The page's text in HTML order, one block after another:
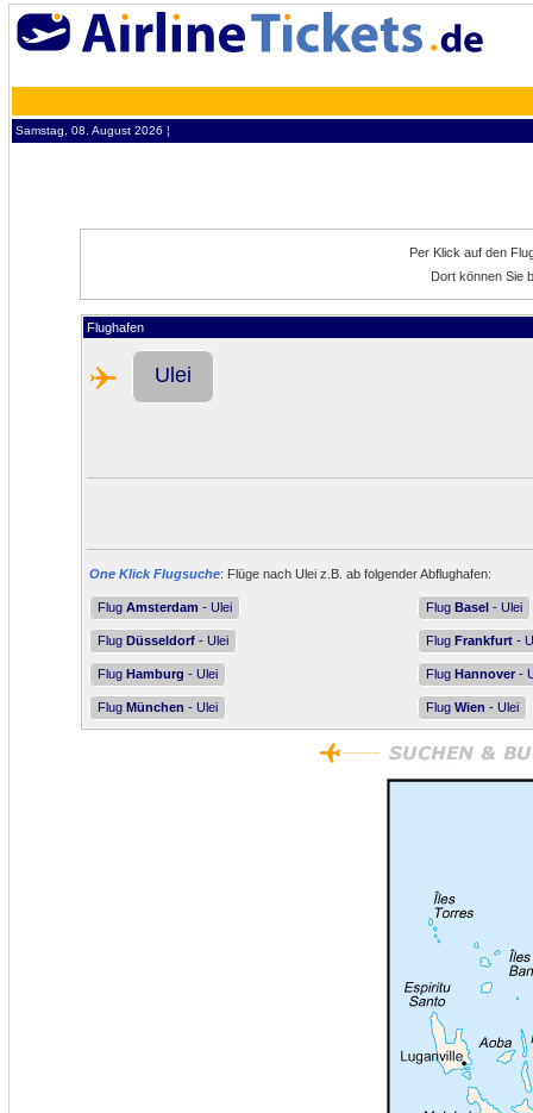
Samstag, 08. August 2026 ¦
Per Klick auf den
Dort können Sie
Flughafen
Ulei
One Klick Flugsuche: Flüge nach Ulei z.B. ab folgender Abflughafen:
Flug Amsterdam - Ulei Flug Basel - Ulei
Flug Düsseldorf - Ulei Flug Frankfurt -
Flug Hamburg - Ulei Flug Hannover -
Flug München - Ulei Flug Wien - Ulei